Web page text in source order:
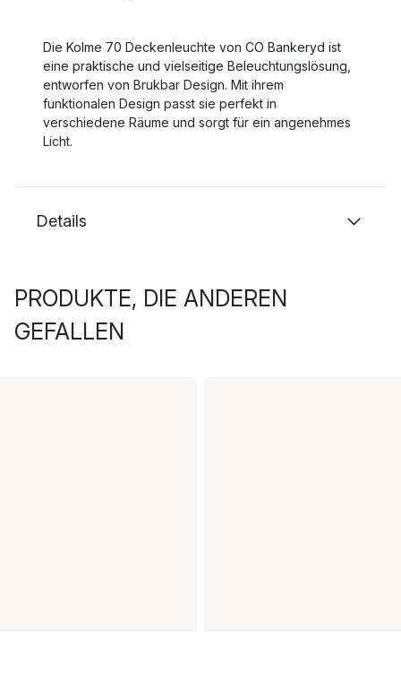
Die Kolme 70 Deckenleuchte von CO Bankeryd ist
eine praktische und vielseitige Beleuchtungslösung,
entworfen von Brukbar Design. Mit ihrem
funktionalen Design passt sie perfekt in
verschiedene Räume und sorgt für ein angenehmes
Licht.
Details
PRODUKTE, DIE ANDEREN
GEFALLEN